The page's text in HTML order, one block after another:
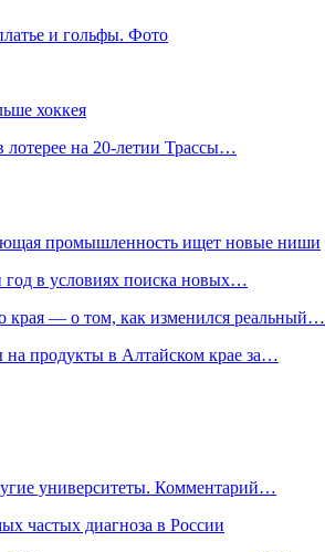
и гольфы. Фото
хоккея
лотерее на 20-летии Трассы…
промышленность ищет новые ниши
в условиях поиска новых…
— о том, как изменился реальный…
продукты в Алтайском крае за…
университеты. Комментарий…
частых диагноза в России